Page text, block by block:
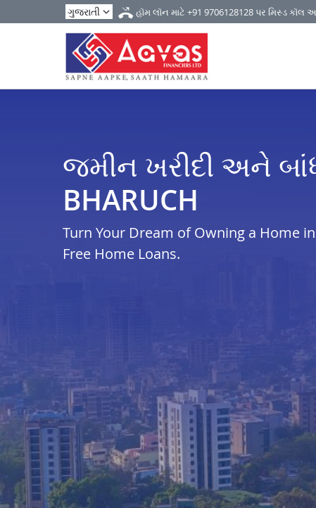
હૉમ લૉન માટે +91 9706128128પર મિસ્ડ કૉલ
જમીન ખરીદી અને
BHARUCH
Turn Your Dream of Owning a Home
Free Home Loans.